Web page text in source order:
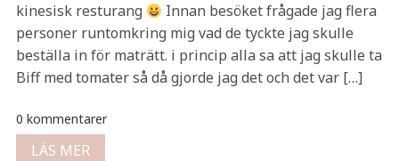
kinesisk resturang
Innan besöket frågade jag flera
personer runtomkring mig vad de tyckte jag skulle
beställa in för maträtt. i princip alla sa att jag skulle ta
Biff med tomater så då gjorde jag det och det var […]
0 kommentarer
LÄS MER